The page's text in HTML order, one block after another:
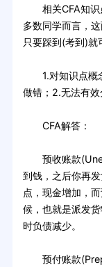
相关CFA知识
多数同学而言，
只要踩到(考到)就
1.对知识点概
做错；2.无法有效
CFA解答：
预收账款
到钱，之后你再
点，现金增加，
候，也就是派发
时负债减少。
预付账款